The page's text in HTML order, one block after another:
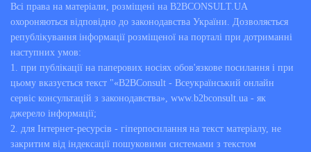
Всі права на матеріали, розміщені на B2BCONSULT.UA
охороняються відповідно до законодавства України. Дозволяється
републікування інформації розміщеної на порталі при дотриманні
наступних умов:
1. при публікації на паперових носіях обов'язкове посилання і при
цьому вказується текст "«B2BConsult - Всеукраїнський онлайн
сервіс консультацій з законодавства», www.b2bconsult.ua - як
джерело інформації;
2. для Інтернет-ресурсів - гіперпосилання на текст матеріалу, не
закритим від індексації пошуковими системами з текстом